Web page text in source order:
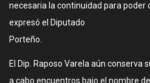
necesaria la continuidad para poder
expresó el Diputado
Porteño.
El Dip. Raposo Varela aún conserva
a cabo encuentros bajo el nombre